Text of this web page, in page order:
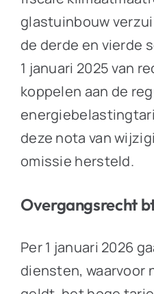
glastuinbouw
de derde en vierde
1 januari 2025 van
koppelen aan de
deze nota van
omissie hersteld.
Overgangsrecht
Per 1 januari 2026
diensten, waarvoor